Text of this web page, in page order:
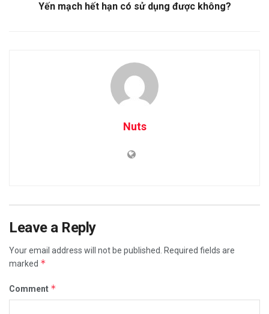
Yến mạch hết hạn có sử dụng được không?
Nuts
Leave a Reply
Your email address will not be published.
Required fields are
marked *
Comment *